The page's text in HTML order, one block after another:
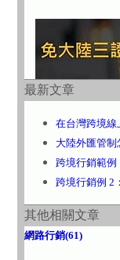
最新文章
在台灣跨境線
大陸外匯管制
跨境行銷範例
跨境行銷例 2
其他相關文章
網路行銷(61)